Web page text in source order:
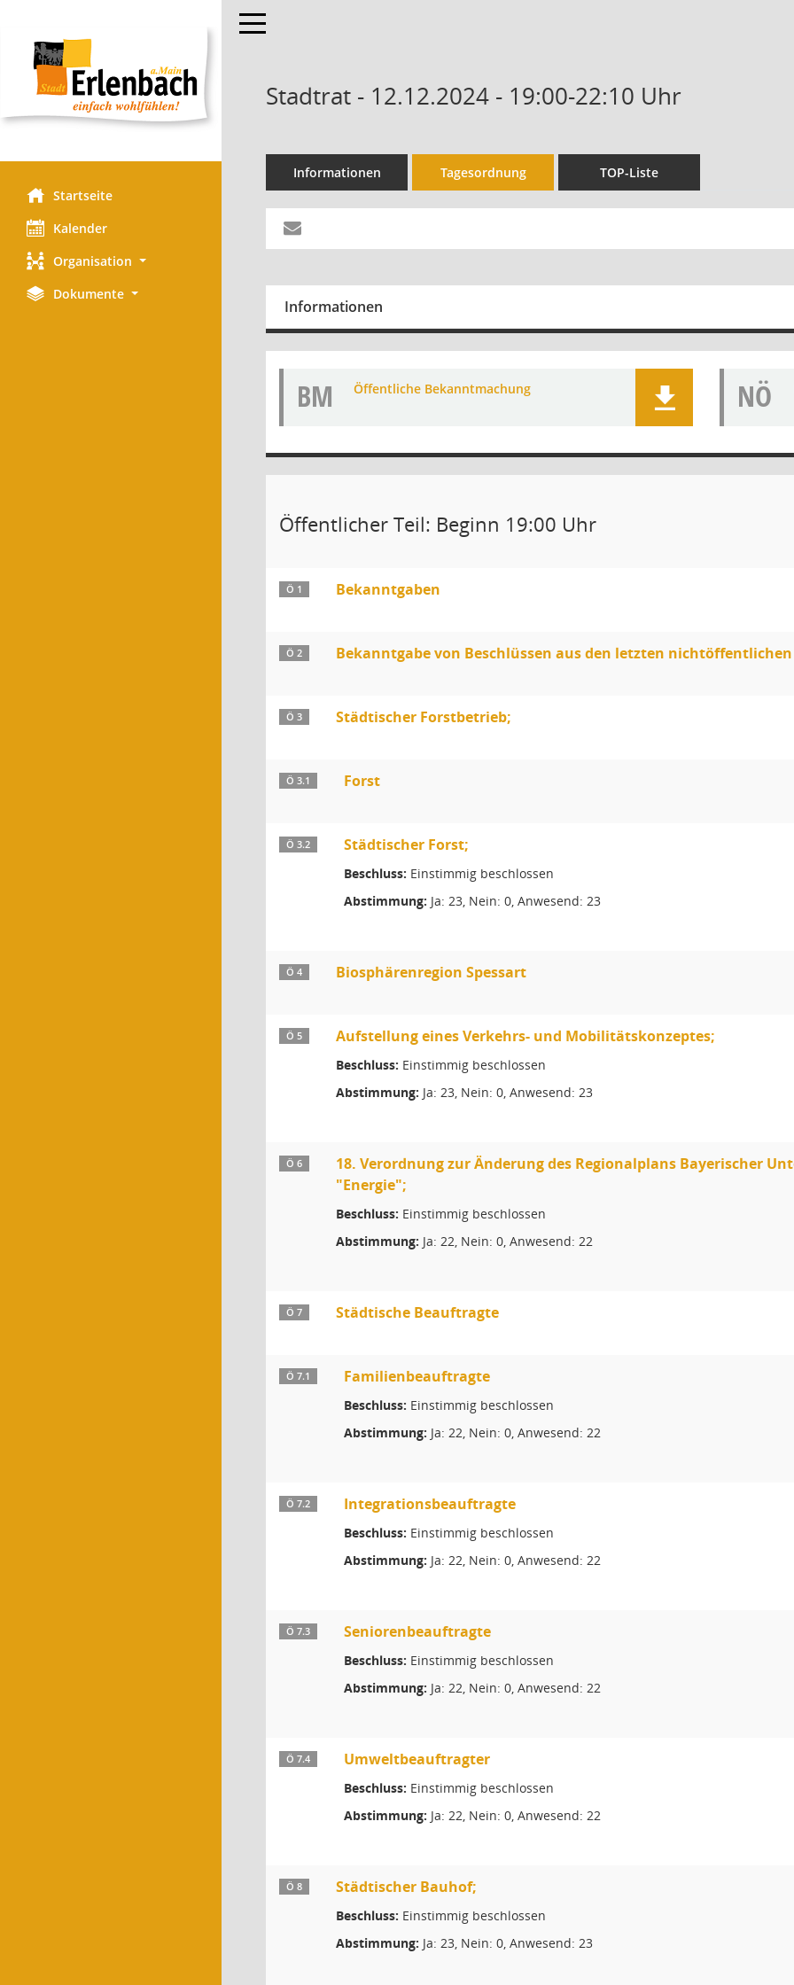
Startseite
Kalender
Organisation
Dokumente
Toggle navigation
Stadtrat - 12.12.2024 - 19:00-22:10 Uhr
Informationen Tagesordnung TOP-Liste
Informationen
BM Öffentliche Bekanntmachung NÖ
Öffentlicher Teil: Beginn 19:00 Uhr
Ö 1 Bekanntgaben
Ö 2 Bekanntgabe von Beschlüssen aus den letzten
Ö 3 Städtischer Forstbetrieb;
Ö 3.1 Forst
Ö 3.2 Städtischer Forst;
Beschluss: Einstimmig beschlossen
Abstimmung: Ja: 23, Nein: 0, Anwesend: 23
Ö 4 Biosphärenregion Spessart
Ö 5 Aufstellung eines Verkehrs- und Mobilitätskonzeptes;
Beschluss: Einstimmig beschlossen
Abstimmung: Ja: 23, Nein: 0, Anwesend: 23
Ö 6
18. Verordnung zur Änderung des Regionalplans Bayerischer
"Energie";
Beschluss: Einstimmig beschlossen
Abstimmung: Ja: 22, Nein: 0, Anwesend: 22
Ö 7 Städtische Beauftragte
Ö 7.1 Familienbeauftragte
Beschluss: Einstimmig beschlossen
Abstimmung: Ja: 22, Nein: 0, Anwesend: 22
Ö 7.2 Integrationsbeauftragte
Beschluss: Einstimmig beschlossen
Abstimmung: Ja: 22, Nein: 0, Anwesend: 22
Ö 7.3 Seniorenbeauftragte
Beschluss: Einstimmig beschlossen
Abstimmung: Ja: 22, Nein: 0, Anwesend: 22
Ö 7.4 Umweltbeauftragter
Beschluss: Einstimmig beschlossen
Abstimmung: Ja: 22, Nein: 0, Anwesend: 22
Ö 8 Städtischer Bauhof;
Beschluss: Einstimmig beschlossen
Abstimmung: Ja: 23, Nein: 0, Anwesend: 23